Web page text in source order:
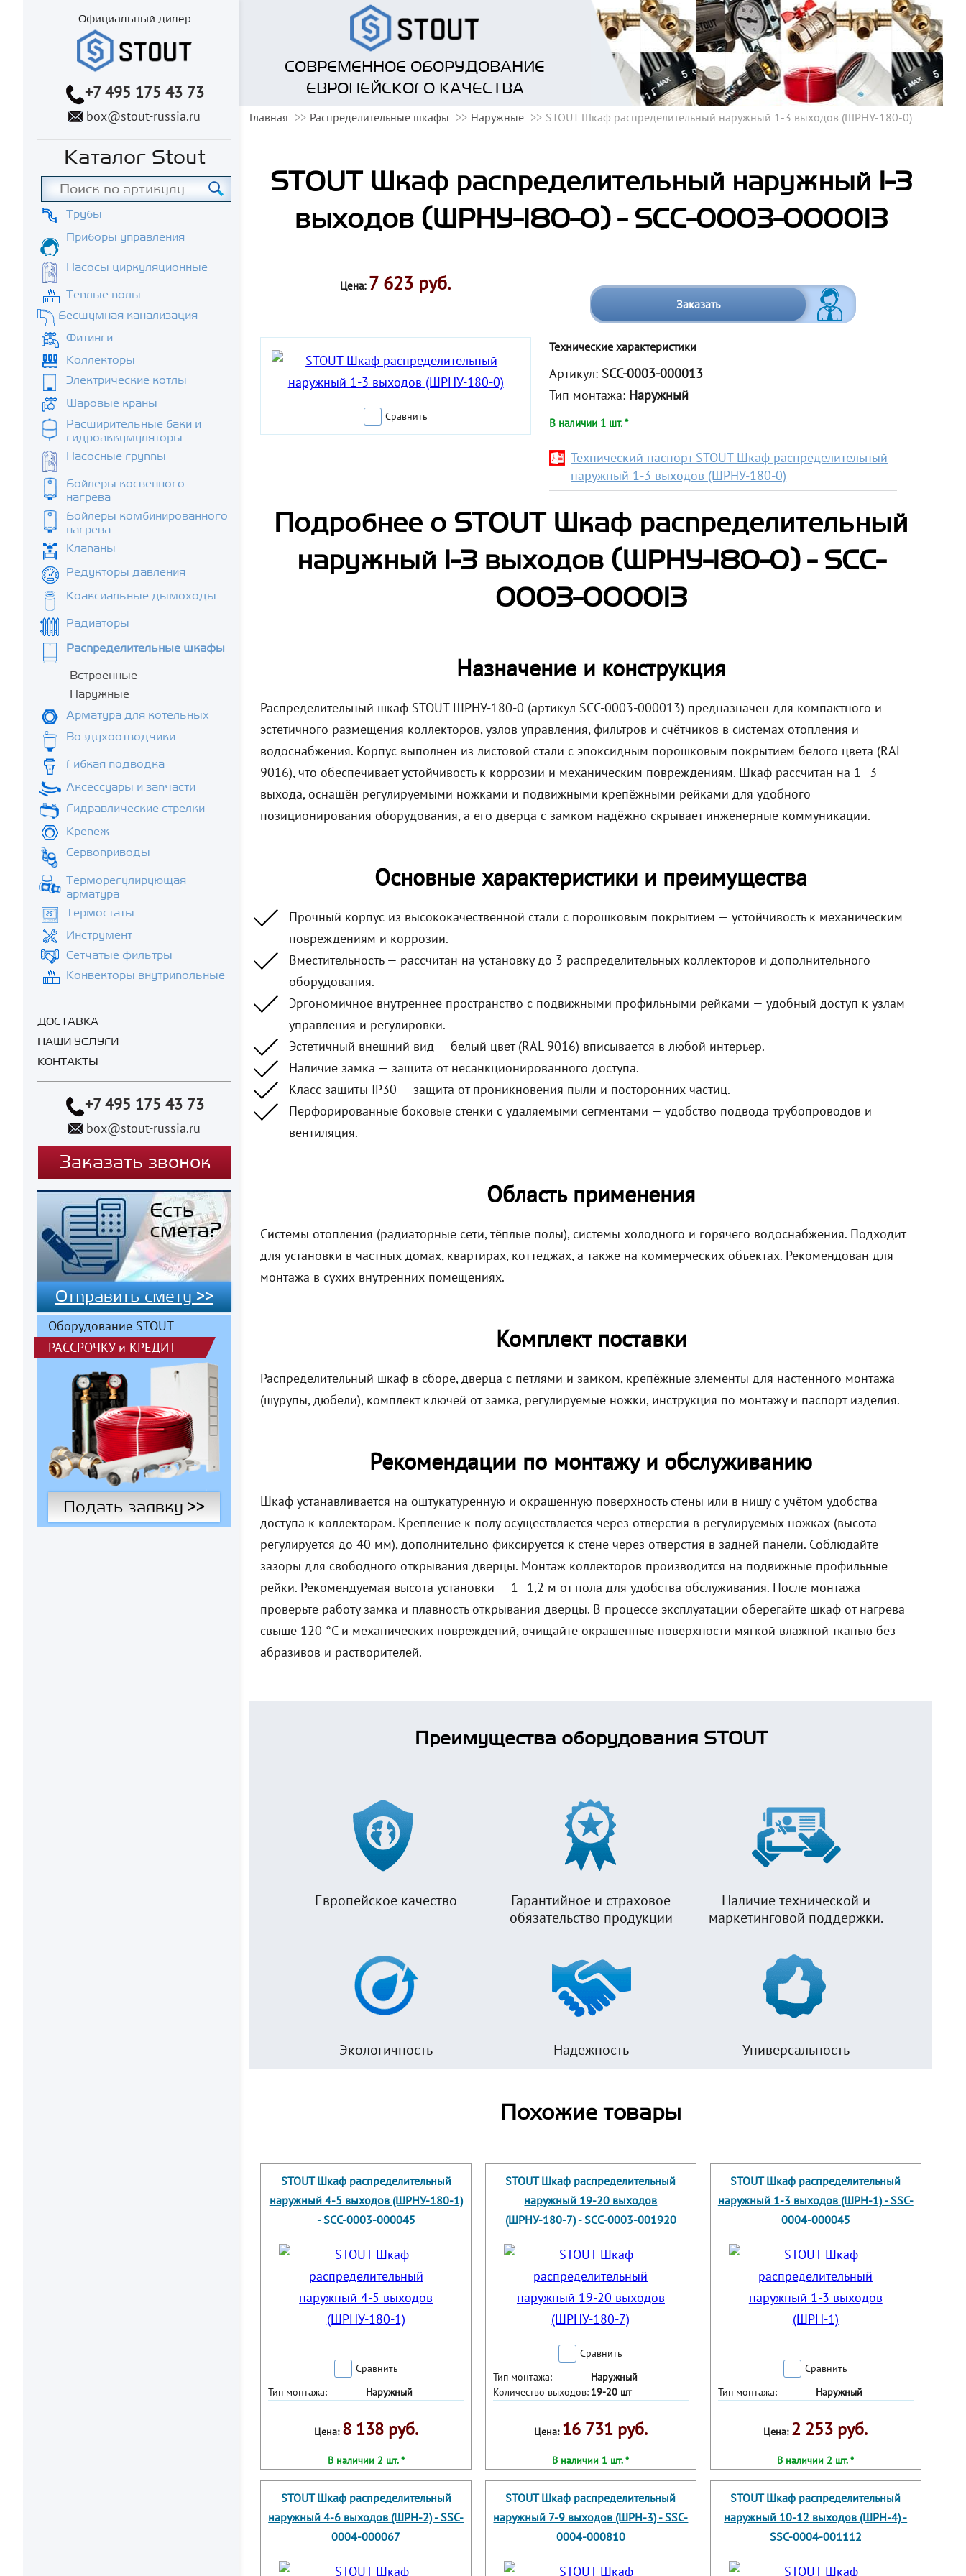
Официальный дилер
+7 495 175 43 73
box@stout-russia.ru
Каталог Stout
Трубы
Приборы управления
Насосы циркуляционные
Теплые полы
Бесшумная канализация
Фитинги
Коллекторы
Электрические котлы
Шаровые краны
Расширительные баки и
гидроаккумуляторы
Насосные группы
Бойлеры косвенного
нагрева
Бойлеры комбинированного
нагрева
Клапаны
Редукторы давления
Коаксиальные дымоходы
Радиаторы
Распределительные шкафы
Встроенные
Наружные
Арматура для котельных
Воздухоотводчики
Гибкая подводка
Аксессуары и запчасти
Гидравлические стрелки
Крепеж
Сервоприводы
Терморегулирующая
арматура
Термостаты
Инструмент
Сетчатые фильтры
Конвекторы внутрипольные
ДОСТАВКА
НАШИ УСЛУГИ
КОНТАКТЫ
+7 495 175 43 73
box@stout-russia.ru
Заказать звонок
Отправить смету >>
Оборудование STOUT
РАССРОЧКУи КРЕДИТ
Подать заявку >>
СОВРЕМЕННОЕ ОБОРУДОВАНИЕ
ЕВРОПЕЙСКОГО КАЧЕСТВА
Главная Распределительные шкафы Наружные STOUT Шкаф распределительный наружный 1-3 выходов (ШРНУ-180-0)
STOUT Шкаф распределительный наружный 1-3
выходов (ШРНУ-180-0) - SCC-0003-000013
Цена: 7 623 руб.
Заказать
Сравнить
Технические характеристики
Артикул: SCC-0003-000013
Тип монтажа: Наружный
В наличии 1 шт. *
Технический паспорт STOUT Шкаф распределительный
наружный 1-3 выходов (ШРНУ-180-0)
Подробнее о STOUT Шкаф распределительный
наружный 1-3 выходов (ШРНУ-180-0) - SCC-
0003-000013
Назначение и конструкция
Распределительный шкаф STOUT ШРНУ-180-0 (артикул SCC-0003-000013) предназначен для компактного и
эстетичного размещения коллекторов, узлов управления, фильтров и счётчиков в системах отопления и
водоснабжения. Корпус выполнен из листовой стали с эпоксидным порошковым покрытием белого цвета (RAL
9016), что обеспечивает устойчивость к коррозии и механическим повреждениям. Шкаф рассчитан на 1–3
выхода, оснащён регулируемыми ножками и подвижными крепёжными рейками для удобного
позиционирования оборудования, а его дверца с замком надёжно скрывает инженерные коммуникации.
Основные характеристики и преимущества
Прочный корпус из высококачественной стали с порошковым покрытием — устойчивость к механическим
повреждениям и коррозии.
Вместительность — рассчитан на установку до 3 распределительных коллекторов и дополнительного
оборудования.
Эргономичное внутреннее пространство с подвижными профильными рейками — удобный доступ к узлам
управления и регулировки.
Эстетичный внешний вид — белый цвет (RAL 9016) вписывается в любой интерьер.
Наличие замка — защита от несанкционированного доступа.
Класс защиты IP30 — защита от проникновения пыли и посторонних частиц.
Перфорированные боковые стенки с удаляемыми сегментами — удобство подвода трубопроводов и
вентиляция.
Область применения
Системы отопления (радиаторные сети, тёплые полы), системы холодного и горячего водоснабжения. Подходит
для установки в частных домах, квартирах, коттеджах, а также на коммерческих объектах. Рекомендован для
монтажа в сухих внутренних помещениях.
Комплект поставки
Распределительный шкаф в сборе, дверца с петлями и замком, крепёжные элементы для настенного монтажа
(шурупы, дюбели), комплект ключей от замка, регулируемые ножки, инструкция по монтажу и паспорт изделия.
Рекомендации по монтажу и обслуживанию
Шкаф устанавливается на оштукатуренную и окрашенную поверхность стены или в нишу с учётом удобства
доступа к коллекторам. Крепление к полу осуществляется через отверстия в регулируемых ножках (высота
регулируется до 40 мм), дополнительно фиксируется к стене через отверстия в задней панели. Соблюдайте
зазоры для свободного открывания дверцы. Монтаж коллекторов производится на подвижные профильные
рейки. Рекомендуемая высота установки — 1–1,2 м от пола для удобства обслуживания. После монтажа
проверьте работу замка и плавность открывания дверцы. В процессе эксплуатации оберегайте шкаф от нагрева
свыше 120 °C и механических повреждений, очищайте окрашенные поверхности мягкой влажной тканью без
абразивов и растворителей.
Преимущества оборудования STOUT
Европейское качество
Гарантийное и страховое
обязательство продукции
Наличие технической и
маркетинговой поддержки.
Экологичность Надежность Универсальность
Похожие товары
STOUT Шкаф распределительный
наружный 4-5 выходов (ШРНУ-180-1)
- SCC-0003-000045
Сравнить
Тип монтажа:
Наружный
Цена: 8 138 руб.
В наличии 2 шт. *
STOUT Шкаф распределительный
наружный 19-20 выходов
(ШРНУ-180-7) - SCC-0003-001920
Сравнить
Тип монтажа:
Наружный
Количество выходов: 19-20 шт
Цена: 16 731 руб.
В наличии 1 шт. *
STOUT Шкаф распределительный
наружный 1-3 выходов (ШРН-1) - SSC-
0004-000045
Сравнить
Тип монтажа:
Наружный
Цена: 2 253 руб.
В наличии 2 шт. *
STOUT Шкаф распределительный
наружный 4-6 выходов (ШРН-2) - SSC-
0004-000067
STOUT Шкаф распределительный
наружный 7-9 выходов (ШРН-3) - SSC-
0004-000810
STOUT Шкаф распределительный
наружный 10-12 выходов (ШРН-4) -
SSC-0004-001112